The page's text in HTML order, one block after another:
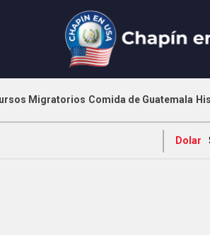
Migratorios Comida de Guatemala
Dolar